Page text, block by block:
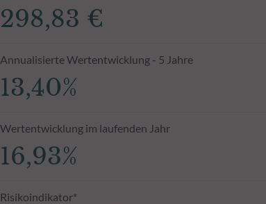
298,83 €
Annualisierte Wertentwicklung - 5 Jahre
13,40%
Wertentwicklung im laufenden Jahr
16,93%
Risikoindikator*